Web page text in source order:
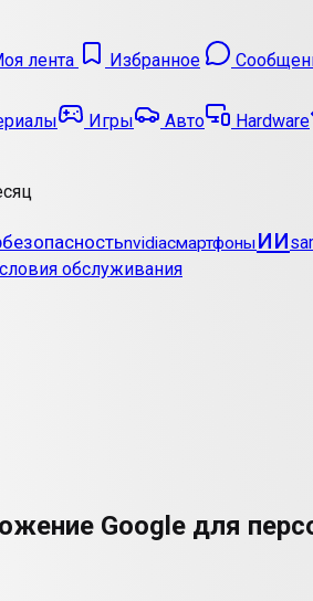
лента Избранное
Игры Авто Hardware
nvidiaсмартфоныии
обслуживания
Google для